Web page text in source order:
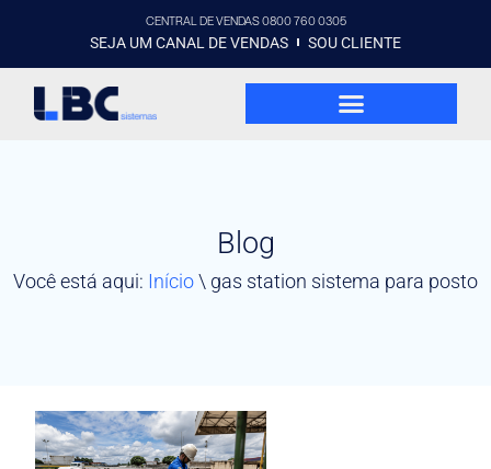
CENTRAL DE VENDAS 0800 760 0305
SEJA UM CANAL DE VENDAS SOU CLIENTE
Blog
Você está aqui: Início\ gas station sistema para posto